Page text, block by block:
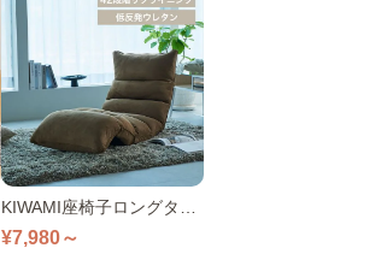
KIWAMI座椅子ロングタイ
プ 全4色
¥7,980～